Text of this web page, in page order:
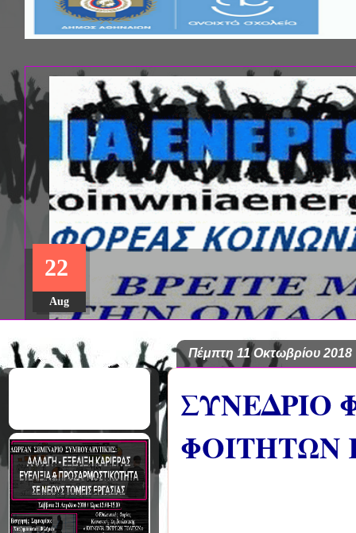
ΣΠΟΥΔΩΝ: "ΕΙΔΙΚΗ ΑΓΩΓΗ
ΣΤΟ ΠΑΝΕΠΙΣΤΗΜΙΟ
22
Aug
Πέμπτη 11 Οκτωβρίου 2018
ΣΥΝΕΔΡΙΟ
ΦΟΙΤΗΤΩΝ